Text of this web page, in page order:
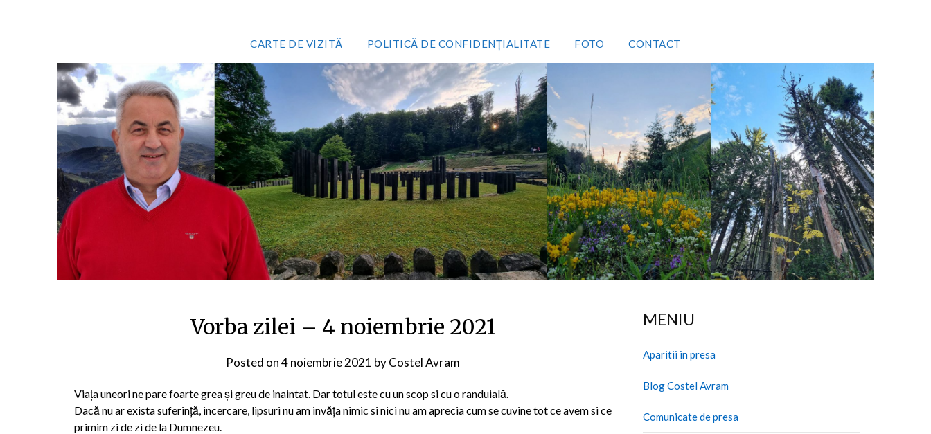
CARTE DE VIZITĂ POLITICĂ DE CONFIDENȚIALITATE FOTO CONTACT
Vorba zilei – 4 noiembrie 2021
Posted on4 noiembrie 2021 byCostel Avram
Viața uneori ne pare foarte grea și greu de inaintat. Dar totul este cu un scop si cu o randuială.
Dacă nu ar exista suferință, incercare, lipsuri nu am invăța nimic si nici nu am aprecia cum se cuvine tot ce avem si ce
primim zi de zi de la Dumnezeu.
MENIU
Aparitii in presa
Blog Costel Avram
Comunicate de presa